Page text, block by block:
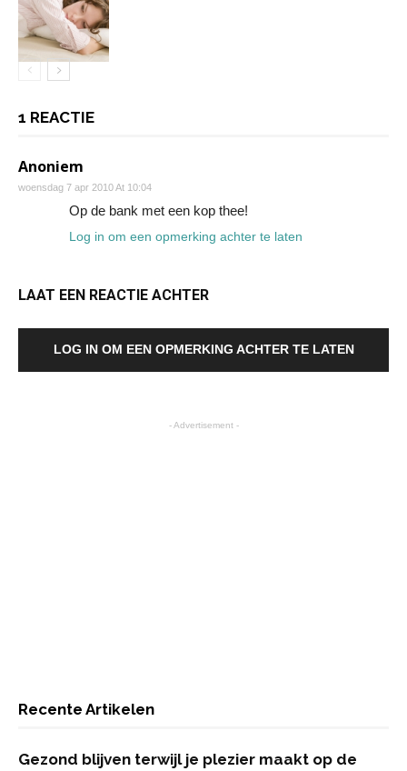
1 REACTIE
Anoniem
woensdag 7 apr 2010 At 10:04
Op de bank met een kop thee!
Log in om een opmerking achter te laten
LAAT EEN REACTIE ACHTER
LOG IN OM EEN OPMERKING ACHTER TE LATEN
- Advertisement -
Recente Artikelen
Gezond blijven terwijl je plezier maakt op de